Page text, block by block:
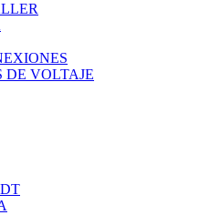
DE VOLTAJE